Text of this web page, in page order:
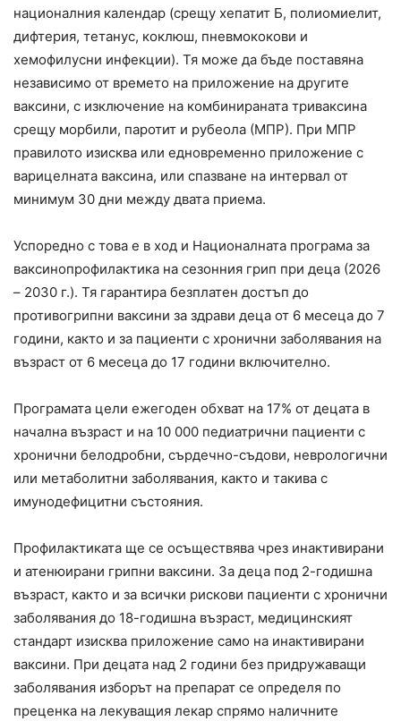
националния календар (срещу хепатит Б, полиомиелит,
дифтерия, тетанус, коклюш, пневмококови и
хемофилусни инфекции). Тя може да бъде поставяна
независимо от времето на приложение на другите
ваксини, с изключение на комбинираната триваксина
срещу морбили, паротит и рубеола (МПР). При МПР
правилото изисква или едновременно приложение с
варицелната ваксина, или спазване на интервал от
минимум 30 дни между двата приема.
Успоредно с това е в ход и Националната програма за
ваксинопрофилактика на сезонния грип при деца (2026
– 2030 г.). Тя гарантира безплатен достъп до
противогрипни ваксини за здрави деца от 6 месеца до 7
години, както и за пациенти с хронични заболявания на
възраст от 6 месеца до 17 години включително.
Програмата цели ежегоден обхват на 17% от децата в
начална възраст и на 10 000 педиатрични пациенти с
хронични белодробни, сърдечно-съдови, неврологични
или метаболитни заболявания, както и такива с
имунодефицитни състояния.
Профилактиката ще се осъществява чрез инактивирани
и атенюирани грипни ваксини. За деца под 2-годишна
възраст, както и за всички рискови пациенти с хронични
заболявания до 18-годишна възраст, медицинският
стандарт изисква приложение само на инактивирани
ваксини. При децата над 2 години без придружаващи
заболявания изборът на препарат се определя по
преценка на лекуващия лекар спрямо наличните